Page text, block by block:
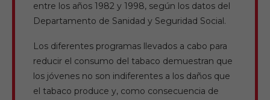
entre los años 1982 y 1998, según los datos del
Departamento de Sanidad y Seguridad Social.
Los diferentes programas llevados a cabo para
reducir el consumo del tabaco demuestran que
los jóvenes no son indiferentes a los daños que
el tabaco produce y, como consecuencia de